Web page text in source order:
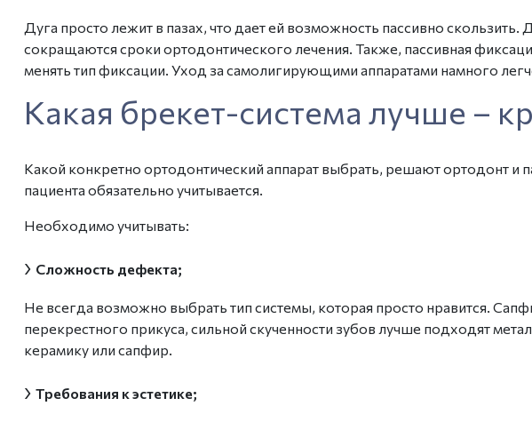
Дуга просто лежит в пазах, что дает ей возможность пассивно
сокращаются сроки ортодонтического лечения. Также, пассивная
менять тип фиксации. Уход за самолигирующими аппаратами намного
Какая брекет-система лучше –
Какой конкретно ортодонтический аппарат выбрать, решаютортодонт и
пациента обязательно учитывается.
Необходимо учитывать:
› Сложность дефекта;
Не всегда возможно выбрать тип системы, которая просто нравится.
перекрестного прикуса, сильной скученности зубов лучше подходят
керамику или сапфир.
› Требования к эстетике;